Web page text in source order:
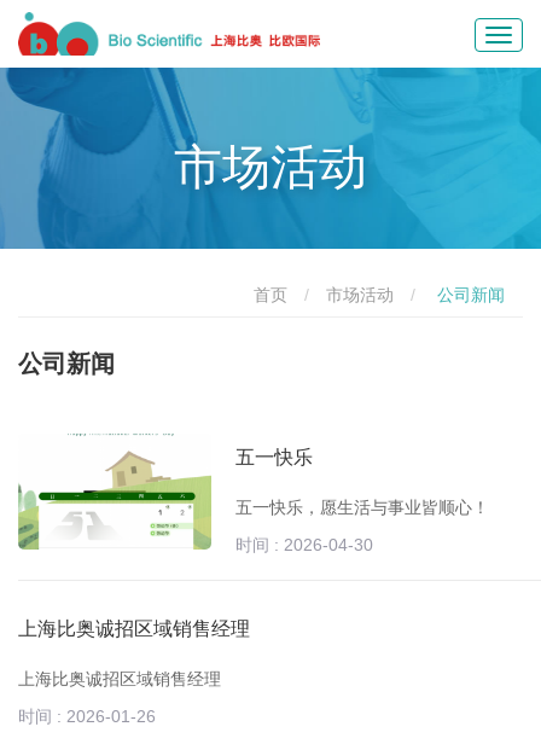
市场活动
首页 市场活动 公司新闻
公司新闻
五一快乐
五一快乐，愿生活与事业皆顺心！
时间 : 2026-04-30
上海比奥诚招区域销售经理
上海比奥诚招区域销售经理
时间 : 2026-01-26